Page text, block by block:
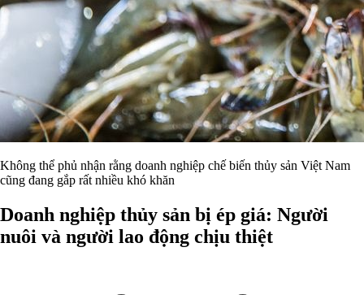
Không thể phủ nhận rằng doanh nghiệp chế biến thủy sản Việt Nam
cũng đang gắp rất nhiều khó khăn
Doanh nghiệp thủy sản bị ép giá: Người
nuôi và người lao động chịu thiệt